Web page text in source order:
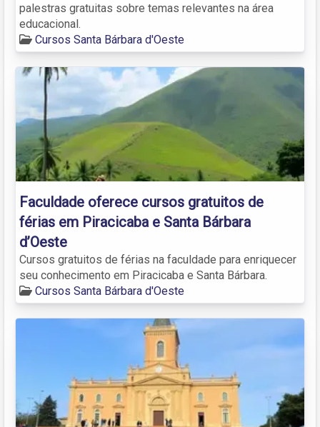
palestras gratuitas sobre temas relevantes na área
educacional.
Cursos Santa Bárbara d'Oeste
Faculdade oferece cursos gratuitos de
férias em Piracicaba e Santa Bárbara
d’Oeste
Cursos gratuitos de férias na faculdade para enriquecer
seu conhecimento em Piracicaba e Santa Bárbara.
Cursos Santa Bárbara d'Oeste